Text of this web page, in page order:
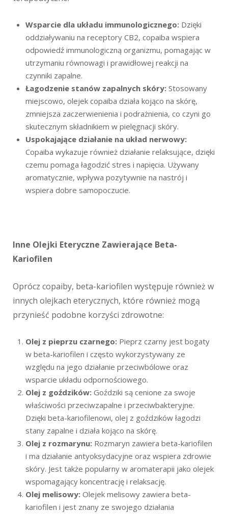
Wsparcie dla układu immunologicznego: Dzięki
oddziaływaniu na receptory CB2, copaiba wspiera
odpowiedź immunologiczną organizmu, pomagając w
utrzymaniu równowagi i prawidłowej reakcji na
czynniki zapalne.
Łagodzenie stanów zapalnych skóry: Stosowany
miejscowo, olejek copaiba działa kojąco na skórę,
zmniejsza zaczerwienienia i podrażnienia, co czyni go
skutecznym składnikiem w pielęgnacji skóry.
Uspokajające działanie na układ nerwowy:
Copaiba wykazuje również działanie relaksujące, dzięki
czemu pomaga łagodzić stres i napięcia. Używany
aromatycznie, wpływa pozytywnie na nastrój i
wspiera dobre samopoczucie.
Inne Olejki Eteryczne Zawierające Beta-
Kariofilen
Oprócz copaiby, beta-kariofilen występuje również w
innych olejkach eterycznych, które również mogą
przynieść podobne korzyści zdrowotne:
Olej z pieprzu czarnego: Pieprz czarny jest bogaty
w beta-kariofilen i często wykorzystywany ze
względu na jego działanie przeciwbólowe oraz
wsparcie układu odpornościowego.
Olej z goździków: Goździki są cenione za swoje
właściwości przeciwzapalne i przeciwbakteryjne.
Dzięki beta-kariofilenowi, olej z goździków łagodzi
stany zapalne i działa kojąco na skórę.
Olej z rozmarynu: Rozmaryn zawiera beta-kariofilen
i ma działanie antyoksydacyjne oraz wspiera zdrowie
skóry. Jest także popularny w aromaterapii jako olejek
wspomagający koncentrację i relaksację.
Olej melisowy: Olejek melisowy zawiera beta-
kariofilen i jest znany ze swojego działania